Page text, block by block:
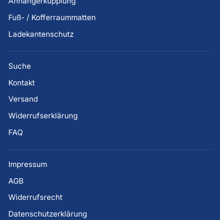
Fuß- / Kofferraummatten
Ladekantenschutz
Suche
Kontakt
Versand
Widerrufserklärung
FAQ
Impressum
AGB
Widerrufsrecht
Datenschutzerklärung